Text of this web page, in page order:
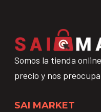
Somos la tienda
precio y nos
SAI MARKET